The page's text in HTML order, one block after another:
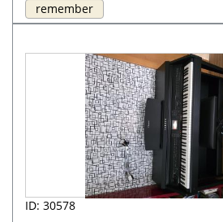
remember
ID: 30578